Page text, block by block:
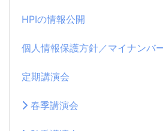
HPIの情報公開
個人情報保護方針／マイナンバ
定期講演会
春季講演会